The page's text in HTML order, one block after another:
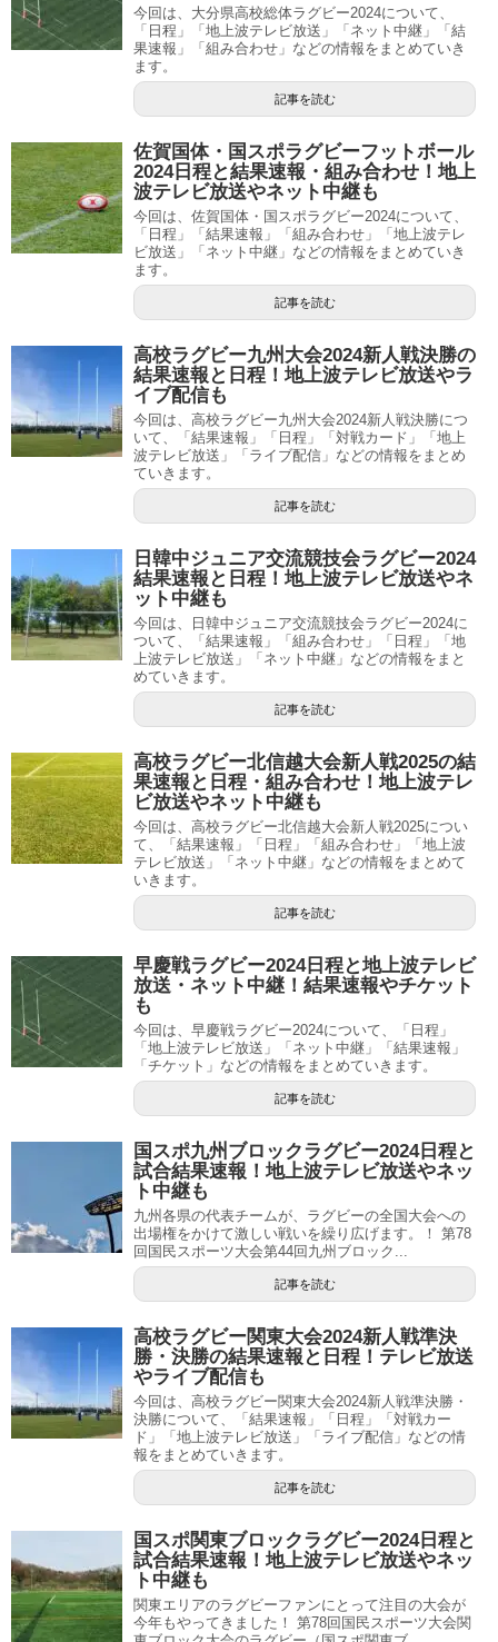
今回は、大分県高校総体ラグビー2024について、
「日程」「地上波テレビ放送」「ネット中継」「結
果速報」「組み合わせ」などの情報をまとめていき
ます。
記事を読む
佐賀国体・国スポラグビーフットボール
2024日程と結果速報・組み合わせ！地上
波テレビ放送やネット中継も
今回は、佐賀国体・国スポラグビー2024について、
「日程」「結果速報」「組み合わせ」「地上波テレ
ビ放送」「ネット中継」などの情報をまとめていき
ます。
記事を読む
高校ラグビー九州大会2024新人戦決勝の
結果速報と日程！地上波テレビ放送やラ
イブ配信も
今回は、高校ラグビー九州大会2024新人戦決勝につ
いて、「結果速報」「日程」「対戦カード」「地上
波テレビ放送」「ライブ配信」などの情報をまとめ
ていきます。
記事を読む
日韓中ジュニア交流競技会ラグビー2024
結果速報と日程！地上波テレビ放送やネ
ット中継も
今回は、日韓中ジュニア交流競技会ラグビー2024に
ついて、「結果速報」「組み合わせ」「日程」「地
上波テレビ放送」「ネット中継」などの情報をまと
めていきます。
記事を読む
高校ラグビー北信越大会新人戦2025の結
果速報と日程・組み合わせ！地上波テレ
ビ放送やネット中継も
今回は、高校ラグビー北信越大会新人戦2025につい
て、「結果速報」「日程」「組み合わせ」「地上波
テレビ放送」「ネット中継」などの情報をまとめて
いきます。
記事を読む
早慶戦ラグビー2024日程と地上波テレビ
放送・ネット中継！結果速報やチケット
も
今回は、早慶戦ラグビー2024について、「日程」
「地上波テレビ放送」「ネット中継」「結果速報」
「チケット」などの情報をまとめていきます。
記事を読む
国スポ九州ブロックラグビー2024日程と
試合結果速報！地上波テレビ放送やネッ
ト中継も
九州各県の代表チームが、ラグビーの全国大会への
出場権をかけて激しい戦いを繰り広げます。！ 第78
回国民スポーツ大会第44回九州ブロック...
記事を読む
高校ラグビー関東大会2024新人戦準決
勝・決勝の結果速報と日程！テレビ放送
やライブ配信も
今回は、高校ラグビー関東大会2024新人戦準決勝・
決勝について、「結果速報」「日程」「対戦カー
ド」「地上波テレビ放送」「ライブ配信」などの情
報をまとめていきます。
記事を読む
国スポ関東ブロックラグビー2024日程と
試合結果速報！地上波テレビ放送やネッ
ト中継も
関東エリアのラグビーファンにとって注目の大会が
今年もやってきました！ 第78回国民スポーツ大会関